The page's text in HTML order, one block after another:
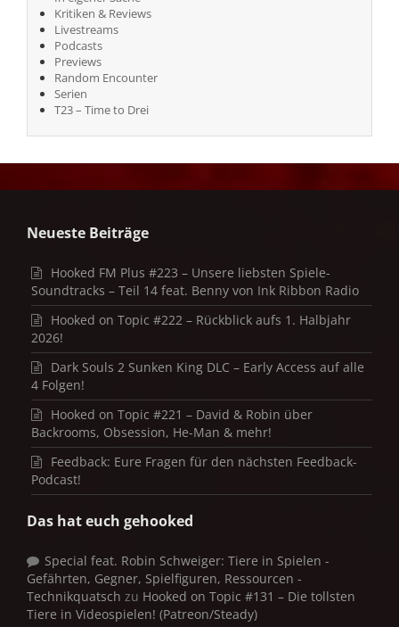
Kritiken & Reviews
Livestreams
Podcasts
Previews
Random Encounter
Serien
T23 – Time to Drei
Neueste Beiträge
Hooked FM Plus #223 – Unsere liebsten Spiele-
Soundtracks – Teil 14 feat. Benny von Ink Ribbon Radio
Hooked on Topic #222 – Rückblick aufs 1. Halbjahr
2026!
Dark Souls 2 Sunken King DLC – Early Access auf alle
4 Folgen!
Hooked on Topic #221 – David & Robin über
Backrooms, Obsession, He-Man & mehr!
Feedback: Eure Fragen für den nächsten Feedback-
Podcast!
Das hat euch gehooked
Special feat. Robin Schweiger: Tiere in Spielen -
Gefährten, Gegner, Spielfiguren, Ressourcen -
Technikquatsch zu Hooked on Topic #131 – Die tollsten
Tiere in Videospielen! (Patreon/Steady)